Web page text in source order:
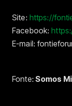
Site: https://
Facebook:
E-mail:
Fonte: Somos